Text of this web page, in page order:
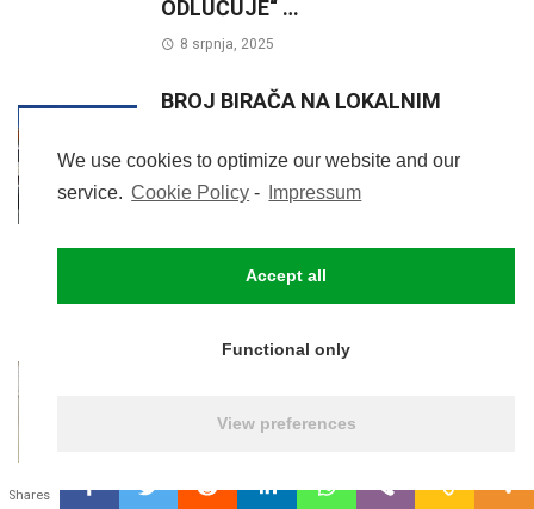
We use cookies to optimize our website and our
service. Cookie Policy - Impressum
Accept all
Functional only
View preferences
Shares
ODLUČUJE“ …
8 srpnja, 2025
BROJ BIRAČA NA LOKALNIM
ZAGREBA I MJESNIM ODBORIMA
2021. I 2025. GODINE….
MORE IN: IZBORI